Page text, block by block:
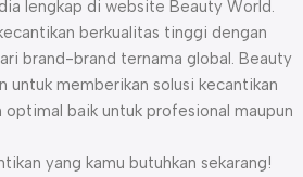
lengkap di website Beauty World.
berkualitas tinggi dengan
brand-brand ternama global. Beauty
untuk memberikan solusi kecantikan
optimal baik untuk profesional maupun
yang kamu butuhkan sekarang!